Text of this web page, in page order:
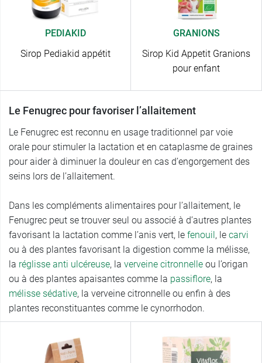
PEDIAKID
Sirop Pediakid appétit
GRANIONS
Sirop Kid Appetit Granions
pour enfant
Le Fenugrec pour favoriser l’allaitement
Le Fenugrec est reconnu en usage traditionnel par voie
orale pour stimuler la lactation et en cataplasme de graines
pour aider à diminuer la douleur en cas d’engorgement des
seins lors de l’allaitement.
Dans les compléments alimentaires pour l’allaitement, le
Fenugrec peut se trouver seul ou associé à d’autres plantes
favorisant la lactation comme l’anis vert, le fenouil , le carvi
ou à des plantes favorisant la digestion comme la mélisse,
la réglisse anti ulcéreuse, la verveine citronnelle ou l’origan
ou à des plantes apaisantes comme la passiflore, la
mélisse sédative, la verveine citronnelle ou enfin à des
plantes reconstituantes comme le cynorrhodon.